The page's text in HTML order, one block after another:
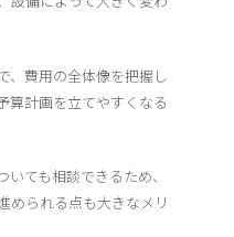
、費用の全体像を把握し
算計画を立てやすくなる
ても相談できるため、
められる点も大きなメリ